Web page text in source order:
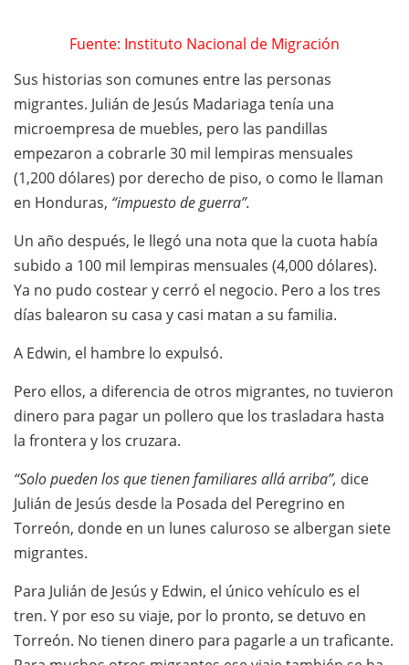
Fuente: Instituto Nacional de Migración
Sus historias son comunes entre las personas
migrantes. Julián de Jesús Madariaga tenía una
microempresa de muebles, pero las pandillas
empezaron a cobrarle 30 mil lempiras mensuales
(1,200 dólares) por derecho de piso, o como le llaman
en Honduras, “impuesto de guerra”.
Un año después, le llegó una nota que la cuota había
subido a 100 mil lempiras mensuales (4,000 dólares).
Ya no pudo costear y cerró el negocio. Pero a los tres
días balearon su casa y casi matan a su familia.
A Edwin, el hambre lo expulsó.
Pero ellos, a diferencia de otros migrantes, no tuvieron
dinero para pagar un pollero que los trasladara hasta
la frontera y los cruzara.
“Solo pueden los que tienen familiares allá arriba”, dice
Julián de Jesús desde la Posada del Peregrino en
Torreón, donde en un lunes caluroso se albergan siete
migrantes.
Para Julián de Jesús y Edwin, el único vehículo es el
tren. Y por eso su viaje, por lo pronto, se detuvo en
Torreón. No tienen dinero para pagarle a un traficante.